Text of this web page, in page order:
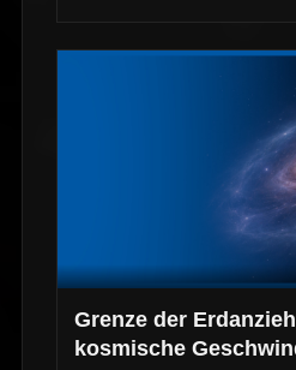
Grenze der
kosmische